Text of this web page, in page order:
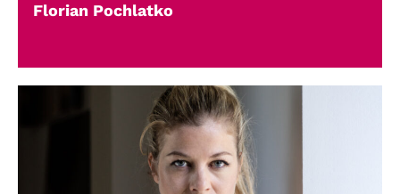
Florian Pochlatko